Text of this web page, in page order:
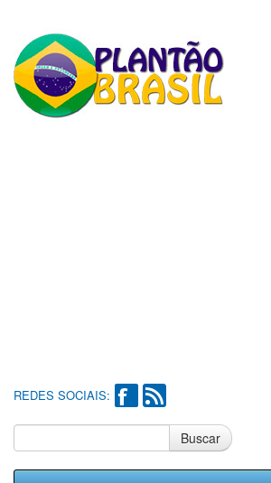
REDES SOCIAIS:
Buscar